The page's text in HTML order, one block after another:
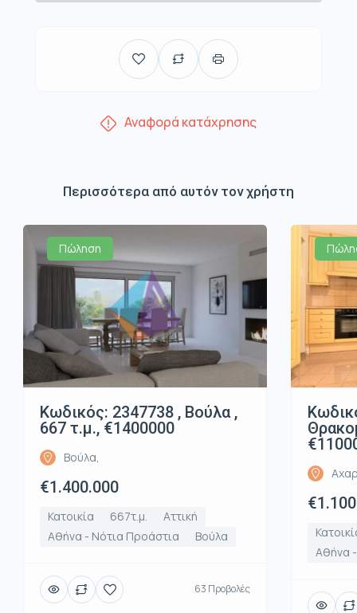
Αναφορά κατάχρησης
Περισσότερα από αυτόν τον χρήστη
Πώληση
Κωδικός: 2347738 , Βούλα ,
667 τ.μ., €1400000
Βούλα,
€1.400.000
Κατοικία 667τ.μ.
Αττική
Αθήνα - Νότια Προάστια
Βούλα
63 Προβολές
Αθήνα